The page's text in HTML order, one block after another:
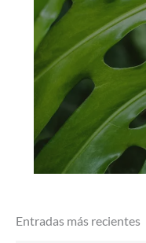
Entradas más recientes